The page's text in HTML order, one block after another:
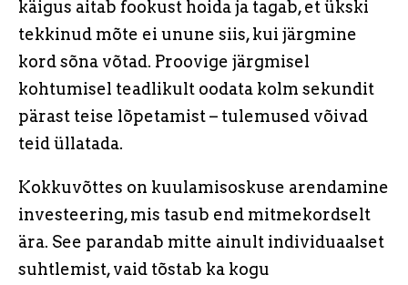
käigus aitab fookust hoida ja tagab, et ükski
tekkinud mõte ei unune siis, kui järgmine
kord sõna võtad. Proovige järgmisel
kohtumisel teadlikult oodata kolm sekundit
pärast teise lõpetamist – tulemused võivad
teid üllatada.
Kokkuvõttes on kuulamisoskuse arendamine
investeering, mis tasub end mitmekordselt
ära. See parandab mitte ainult individuaalset
suhtlemist, vaid tõstab ka kogu